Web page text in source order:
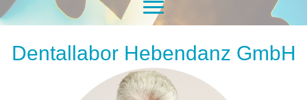
Dentallabor Hebendanz GmbH